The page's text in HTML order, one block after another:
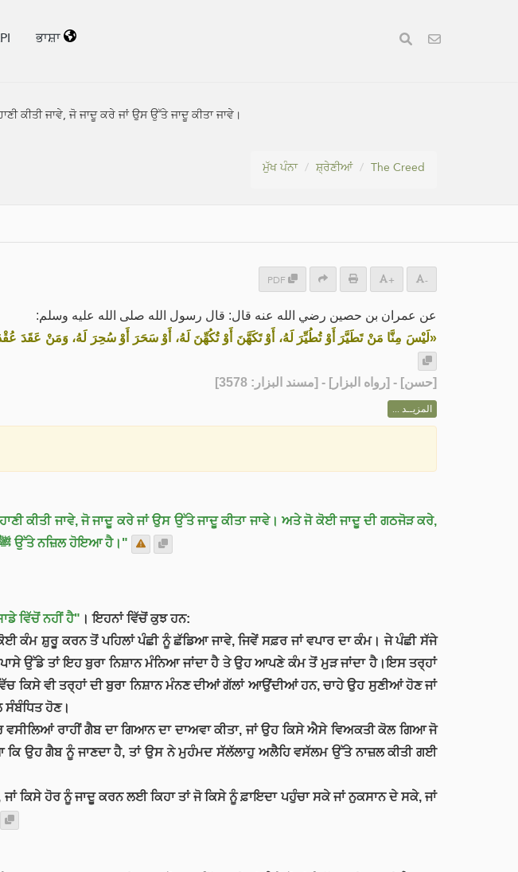
ਭਾਸ਼ਾ
ਕੀਤੀ ਜਾਵੇ, ਜੋ ਜਾਦੂ ਕਰੇ ਜਾਂ ਉਸ ਉੱਤੇ ਜਾਦੂ ਕੀਤਾ ਜਾਵੇ।
ਮੁੱਖ ਪੰਨਾ ਸ਼੍ਰੇਣੀਆਂ The Creed
PDF + -
عن عمران بن حصين رضي الله عنه قال: قال رسول الله صلى الله عليه وسلم:
«‌لَيْسَ ‌مِنَّا ‌مَنْ ‌تَطَيَّرَ أَوْ تُطُيِّرَ لَهُ، أَوْ تَكَهَّنَ أَوْ تُكُهِّنَ لَهُ، أَوْ سَحَرَ أَوْ سُحِرَ لَهُ، وَمَنْ عَقَدَ
[حسن] - [رواه البزار] - [مسند البزار: 3578]
المزيــد ...
ਕੀਤੀ ਜਾਵੇ, ਜੋ ਜਾਦੂ ਕਰੇ ਜਾਂ ਉਸ ਉੱਤੇ ਜਾਦੂ ਕੀਤਾ ਜਾਵੇ। ਅਤੇ ਜੋ ਕੋਈ ਜਾਦੂ ਦੀ ਗਠਜੋੜ ਕਰੇ,
ਜਾਂ ਕਿਸੇ ਜਾਦੂਗਰ ਕੋਲ ਜਾ ਕੇ ਉਸ ਦੀ ਗੱਲਾਂ ਨੂੰ ਸੱਚ ਮੰਨ ਲਏ, ਉਹ ਇਸ ਗੱਲ ਦਾ ਕਫ਼ਰ ਕਰ ਬੈਠਾ ਜੋ ਮੁਹੰਮਦ ﷺ ਉੱਤੇ ਨਜ਼ਿਲ ਹੋਇਆ ਹੈ।"
ਵਿੱਚੋਂ ਨਹੀਂ ਹੈ" । ਇਹਨਾਂ ਵਿੱਚੋਂ ਕੁਝ ਹਨ:
ਕੰਮ ਸ਼ੁਰੂ ਕਰਨ ਤੋਂ ਪਹਿਲਾਂ ਪੰਛੀ ਨੂੰ ਛੱਡਿਆ ਜਾਵੇ, ਜਿਵੇਂ ਸਫ਼ਰ ਜਾਂ ਵਪਾਰ ਦਾ ਕੰਮ। ਜੇ ਪੰਛੀ ਸੱਜੇ
ਉੱਡੇ ਤਾਂ ਇਹ ਬੁਰਾ ਨਿਸ਼ਾਨ ਮੰਨਿਆ ਜਾਂਦਾ ਹੈ ਤੇ ਉਹ ਆਪਣੇ ਕੰਮ ਤੋਂ ਮੁੜ ਜਾਂਦਾ ਹੈ।ਇਸ ਤਰ੍ਹਾਂ
ਕਿਸੇ ਵੀ ਤਰ੍ਹਾਂ ਦੀ ਬੁਰਾ ਨਿਸ਼ਾਨ ਮੰਨਣ ਦੀਆਂ ਗੱਲਾਂ ਆਉਂਦੀਆਂ ਹਨ, ਚਾਹੇ ਉਹ ਸੁਣੀਆਂ ਹੋਣ ਜਾਂ
ਸੰਬੰਧਿਤ ਹੋਣ।
ਵਸੀਲਿਆਂ ਰਾਹੀਂ ਗੈਬ ਦਾ ਗਿਆਨ ਦਾ ਦਾਅਵਾ ਕੀਤਾ, ਜਾਂ ਉਹ ਕਿਸੇ ਐਸੇ ਵਿਅਕਤੀ ਕੋਲ ਗਿਆ ਜੋ
ਉਹ ਗੈਬ ਨੂੰ ਜਾਣਦਾ ਹੈ, ਤਾਂ ਉਸ ਨੇ ਮੁਹੰਮਦ ਸੱਲੱਲਾਹੁ ਅਲੈਹਿ ਵਸੱਲਮ ਉੱਤੇ ਨਾਜ਼ਲ ਕੀਤੀ ਗਈ
ਕਿਸੇ ਹੋਰ ਨੂੰ ਜਾਦੂ ਕਰਨ ਲਈ ਕਿਹਾ ਤਾਂ ਜੋ ਕਿਸੇ ਨੂੰ ਫ਼ਾਇਦਾ ਪਹੁੰਚਾ ਸਕੇ ਜਾਂ ਨੁਕਸਾਨ ਦੇ ਸਕੇ, ਜਾਂ